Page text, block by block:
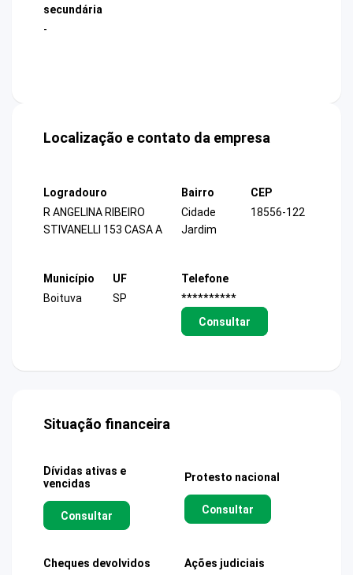
secundária
-
Localização e contato da empresa
Logradouro
R ANGELINA RIBEIRO
STIVANELLI 153 CASA A
Bairro
Cidade
Jardim
CEP
18556-122
Município
Boituva
UF
SP
Telefone
**********
Consultar
Situação financeira
Dívidas ativas e
vencidas
Consultar
Protesto nacional
Consultar
Cheques devolvidos Ações judiciais